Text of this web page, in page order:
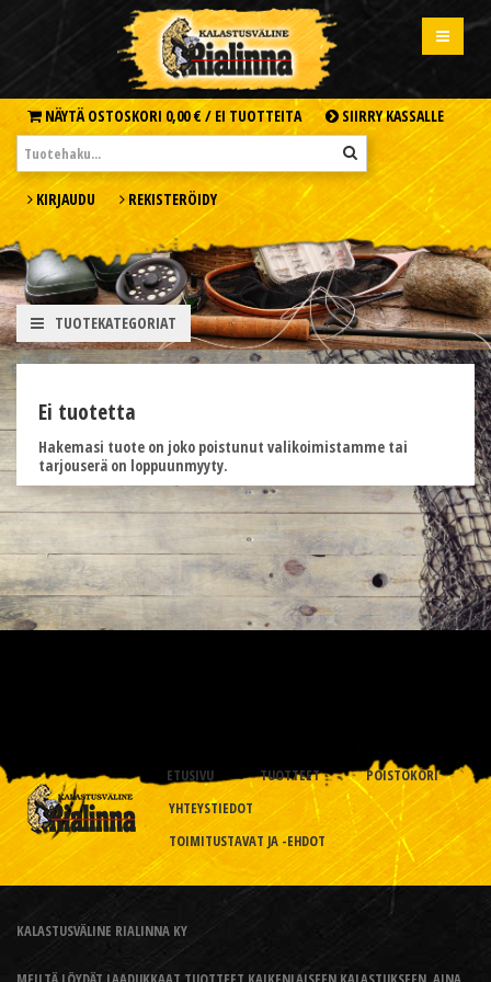
NÄYTÄ OSTOSKORI 0,00 € / EI TUOTTEITA SIIRRY KASSALLE
KIRJAUDU REKISTERÖIDY
TUOTEKATEGORIAT
Ei tuotetta
Hakemasi tuote on joko poistunut valikoimistamme tai
tarjouserä on loppuunmyyty.
ETUSIVU TUOTTEET
POISTOKORI
YHTEYSTIEDOT
TOIMITUSTAVAT JA -EHDOT
KALASTUSVÄLINE RIALINNA KY